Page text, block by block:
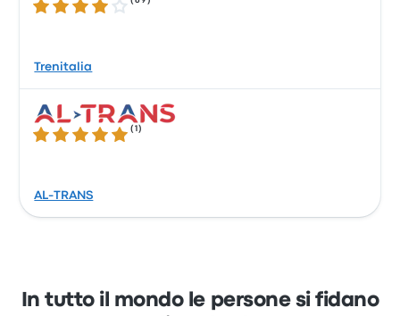
3.9 su 5 stelle
Trenitalia
5.0 su 5 stelle (1 )
AL-TRANS
In tutto il mondo le persone si fidano